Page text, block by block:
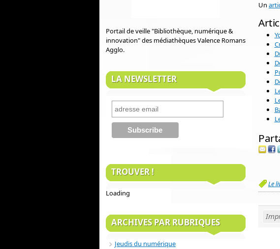
Un
Le
Portail de veille "Bibliothèque, numérique &
innovation" des médiathèques Valence Romans
Agglo.
LA NEWSLETTER
TROUVER !
Loading
ARCHIVES PAR RUBRIQUES
Jeudis du numérique